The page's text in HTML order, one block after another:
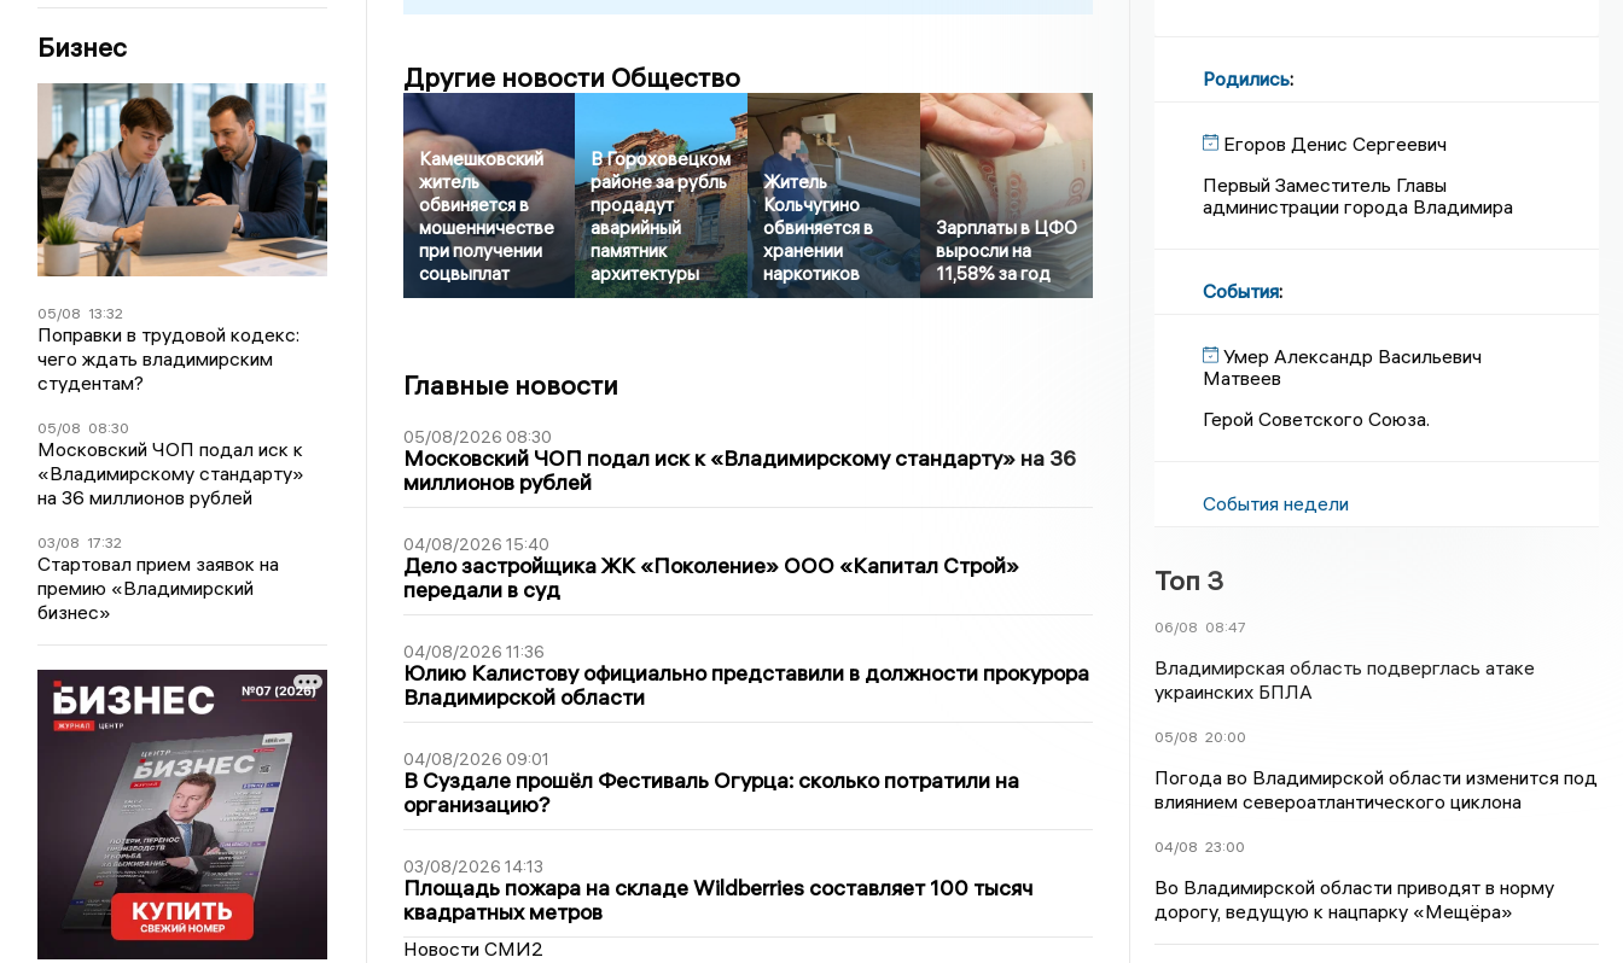
Бизнес
05/08 13:32
Поправки в трудовой кодекс:
чего ждать владимирским
студентам?
05/08 08:30
Московский ЧОП подал иск к
«Владимирскому стандарту»
на 36 миллионов рублей
03/08 17:32
Стартовал прием заявок на
премию «Владимирский
бизнес»
Другие новости Общество
Камешковский
житель
обвиняется в
мошенничестве
при получении
соцвыплат
В Гороховецком
районе за рубль
продадут
аварийный
памятник
архитектуры
Житель
Кольчугино
обвиняется в
хранении
наркотиков
Зарплаты в ЦФО
выросли на
11,58% за год
Главные новости
05/08/2026 08:30
Московский ЧОП подал иск к «Владимирскому стандарту» на 36
миллионов рублей
04/08/2026 15:40
Дело застройщика ЖК «Поколение» ООО «Капитал Строй»
передали в суд
04/08/2026 11:36
Юлию Калистову официально представили в должности прокурора
Владимирской области
04/08/2026 09:01
В Суздале прошёл Фестиваль Огурца: сколько потратили на
организацию?
03/08/2026 14:13
Площадь пожара на складе Wildberries составляет 100 тысяч
квадратных метров
Новости СМИ2
Родились:
Егоров Денис Сергеевич
Первый Заместитель Главы
администрации города Владимира
События:
Умер Александр Васильевич
Матвеев
Герой Советского Союза.
События недели
Топ 3
06/08 08:47
Владимирская область подверглась атаке
украинских БПЛА
05/08 20:00
Погода во Владимирской области изменится под
влиянием североатлантического циклона
04/08 23:00
Во Владимирской области приводят в норму
дорогу, ведущую к нацпарку «Мещёра»